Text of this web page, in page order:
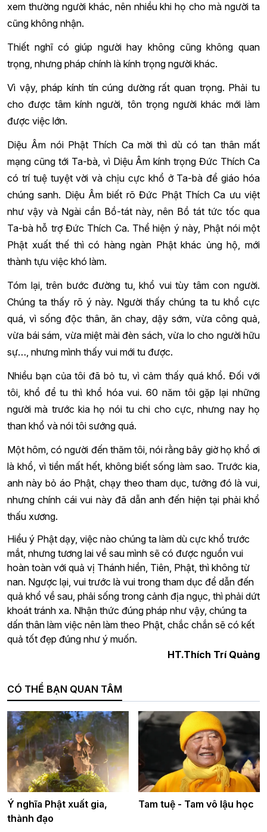
xem thường người khác, nên nhiều khi họ cho mà người ta
cũng không nhận.
Thiết nghĩ có giúp người hay không cũng không quan
trọng, nhưng pháp chính là kính trọng người khác.
Vì vậy, pháp kính tín cúng dường rất quan trọng. Phải tu
cho được tâm kính người, tôn trọng người khác mới làm
được việc lớn.
Diệu Âm nói Phật Thích Ca mời thì dù có tan thân mất
mạng cũng tới Ta-bà, vì Diệu Âm kính trọng Đức Thích Ca
có trí tuệ tuyệt vời và chịu cực khổ ở Ta-bà để giáo hóa
chúng sanh. Diệu Âm biết rõ Đức Phật Thích Ca ưu việt
như vậy và Ngài cần Bồ-tát này, nên Bồ tát tức tốc qua
Ta-bà hỗ trợ Đức Thích Ca. Thể hiện ý này, Phật nói một
Phật xuất thế thì có hàng ngàn Phật khác ủng hộ, mới
thành tựu việc khó làm.
Tóm lại, trên bước đường tu, khổ vui tùy tâm con người.
Chúng ta thấy rõ ý này. Người thấy chúng ta tu khổ cực
quá, vì sống độc thân, ăn chay, dậy sớm, vừa công quả,
vừa bái sám, vừa miệt mài đèn sách, vừa lo cho người hữu
sự…, nhưng mình thấy vui mới tu được.
Nhiều bạn của tôi đã bỏ tu, vì cảm thấy quá khổ. Đối với
tôi, khổ để tu thì khổ hóa vui. 60 năm tôi gặp lại những
người mà trước kia họ nói tu chi cho cực, nhưng nay họ
than khổ và nói tôi sướng quá.
Một hôm, có người đến thăm tôi, nói rằng bây giờ họ khổ ơi
là khổ, vì tiền mất hết, không biết sống làm sao. Trước kia,
anh này bỏ áo Phật, chạy theo tham dục, tưởng đó là vui,
nhưng chính cái vui này đã dẫn anh đến hiện tại phải khổ
thấu xương.
Hiểu ý Phật dạy, việc nào chúng ta làm dù cực khổ trước
mắt, nhưng tương lai về sau mình sẽ có được nguồn vui
hoàn toàn với quả vị Thánh hiền, Tiên, Phật, thì không từ
nan. Ngược lại, vui trước là vui trong tham dục để dẫn đến
quả khổ về sau, phải sống trong cảnh địa ngục, thì phải dứt
khoát tránh xa. Nhận thức đúng pháp như vậy, chúng ta
dấn thân làm việc nên làm theo Phật, chắc chắn sẽ có kết
quả tốt đẹp đúng như ý muốn.
HT.Thích Trí Quảng
CÓ THỂ BẠN QUAN TÂM
Ý nghĩa Phật xuất gia,
thành đạo
Tam tuệ - Tam vô lậu học